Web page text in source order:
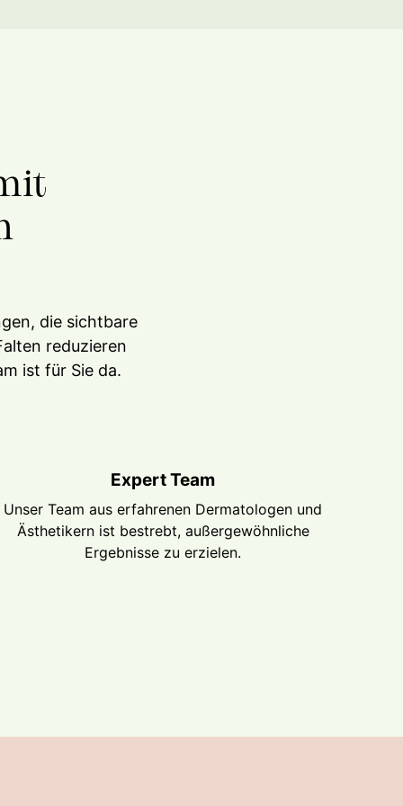
die sichtbare
reduzieren
ist für Sie da.
Expert Team
Unser Team aus erfahrenen Dermatologen und
Ästhetikern ist bestrebt, außergewöhnliche
Ergebnisse zu erzielen.